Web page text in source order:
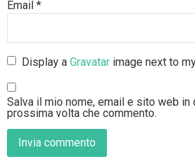
Email *
Display aGravatar image next to
Salva il mio nome, email e sito web
prossima volta che commento.